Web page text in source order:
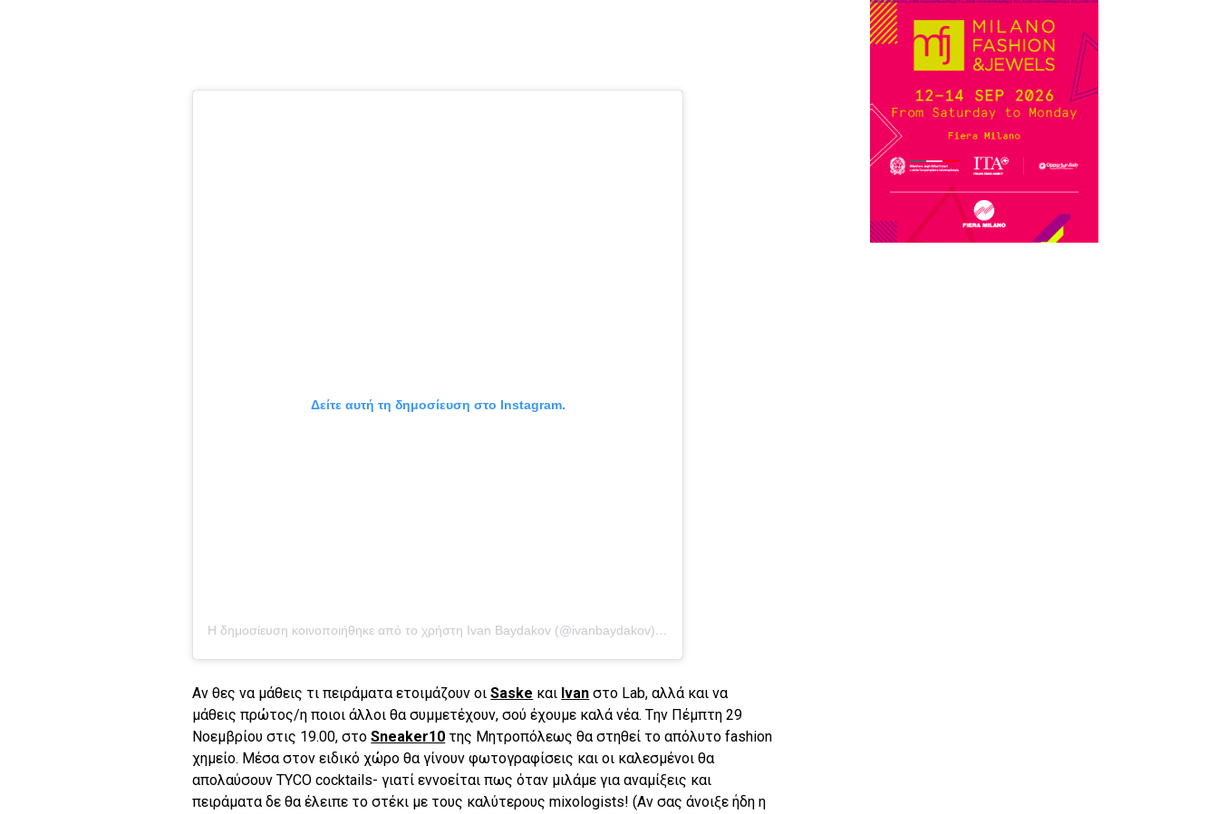
Δείτε αυτή τη δημοσίευση στο Instagram.
Η δημοσίευση κοινοποιήθηκε από το χρήστη Ivan Baydakov (@ivanbaydakov)
στις
Αν θες να μάθεις τι πειράματα ετοιμάζουν οιSaske και Ivan στο Lab, αλλά και να
μάθεις πρώτος/η ποιοι άλλοι θα συμμετέχουν, σού έχουμε καλά νέα. Tην Πέμπτη 29
Νοεμβρίου στις 19.00, στοSneaker10 της Μητροπόλεως θα στηθεί το απόλυτο fashion
χημείο. Μέσα στον ειδικό χώρο θα γίνουν φωτογραφίσεις και οι καλεσμένοι θα
απολαύσουν TYCO cocktails- γιατί εννοείται πως όταν μιλάμε για αναμίξεις και
πειράματα δε θα έλειπε το στέκι με τους καλύτερους mixologists! (Αν σας άνοιξε ήδη η